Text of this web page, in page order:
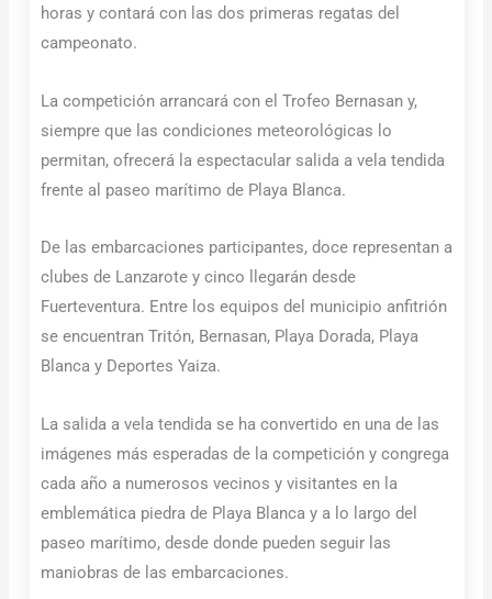
horas y contará con las dos primeras regatas del
campeonato.
La competición arrancará con el Trofeo Bernasan y,
siempre que las condiciones meteorológicas lo
permitan, ofrecerá la espectacular salida a vela tendida
frente al paseo marítimo de Playa Blanca.
De las embarcaciones participantes, doce representan a
clubes de Lanzarote y cinco llegarán desde
Fuerteventura. Entre los equipos del municipio anfitrión
se encuentran Tritón, Bernasan, Playa Dorada, Playa
Blanca y Deportes Yaiza.
La salida a vela tendida se ha convertido en una de las
imágenes más esperadas de la competición y congrega
cada año a numerosos vecinos y visitantes en la
emblemática piedra de Playa Blanca y a lo largo del
paseo marítimo, desde donde pueden seguir las
maniobras de las embarcaciones.